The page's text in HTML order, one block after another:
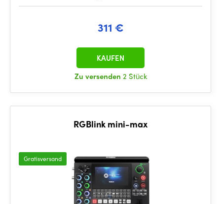
311 €
Zu versenden 2 Stück
KAUFEN
RGBlink mini-max
Gratisversand